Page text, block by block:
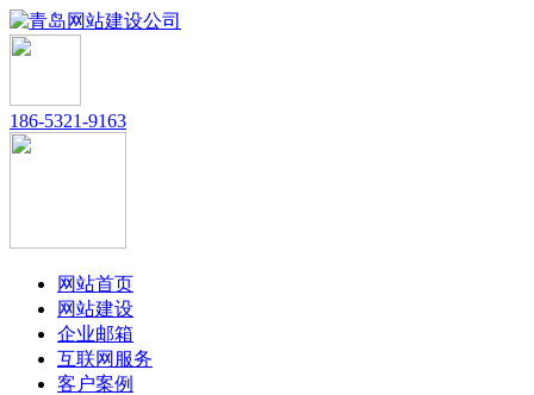
186-5321-9163
网站首页
网站建设
企业邮箱
互联网服务
客户案例